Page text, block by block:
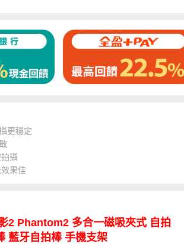
更穩定
攝
果佳
2 Phantom2 多合一磁吸夾式 自拍
藍牙自拍棒 手機支架